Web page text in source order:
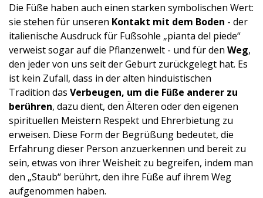
Die Füße haben auch einen starken symbolischen Wert:
sie stehen für unseren Kontakt mit dem Boden - der
italienische Ausdruck für Fußsohle „pianta del piede“
verweist sogar auf die Pflanzenwelt - und für den Weg,
den jeder von uns seit der Geburt zurückgelegt hat. Es
ist kein Zufall, dass in der alten hinduistischen
Tradition das Verbeugen, um die Füße anderer zu
berühren, dazu dient, den Älteren oder den eigenen
spirituellen Meistern Respekt und Ehrerbietung zu
erweisen. Diese Form der Begrüßung bedeutet, die
Erfahrung dieser Person anzuerkennen und bereit zu
sein, etwas von ihrer Weisheit zu begreifen, indem man
den „Staub“ berührt, den ihre Füße auf ihrem Weg
aufgenommen haben.